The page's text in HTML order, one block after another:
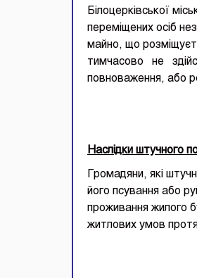
Білоцерківської
переміщених осіб
майно, що
тимчасово не
повноваження, або
Наслідки штучного
Громадяни, які
його псування або
проживання жилого
житлових умов